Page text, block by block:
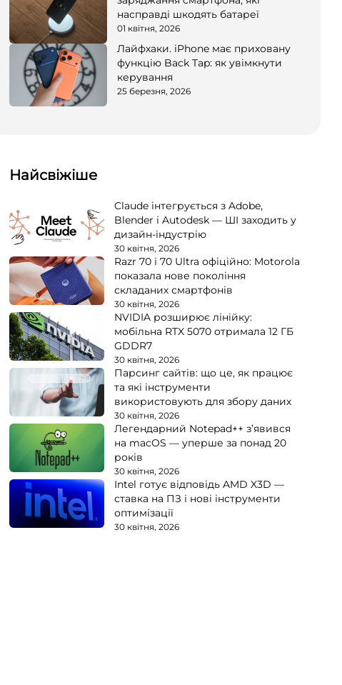
насправді шкодять батареї
01 квітня, 2026
Лайфхаки. iPhone має приховану
функцію Back Tap: як увімкнути
керування
25 березня, 2026
Найсвіжіше
Claude інтегрується з Adobe,
Blender і Autodesk — ШІ заходить у
дизайн-індустрію
30 квітня, 2026
Razr 70 і 70 Ultra офіційно: Motorola
показала нове покоління
складаних смартфонів
30 квітня, 2026
NVIDIA розширює лінійку:
мобільна RTX 5070 отримала 12 ГБ
GDDR7
30 квітня, 2026
Парсинг сайтів: що це, як працює
та які інструменти
використовують для збору даних
30 квітня, 2026
Легендарний Notepad++ з’явився
на macOS — уперше за понад 20
років
30 квітня, 2026
Intel готує відповідь AMD X3D —
ставка на ПЗ і нові інструменти
оптимізації
30 квітня, 2026